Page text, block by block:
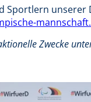
unserer
Zwecke